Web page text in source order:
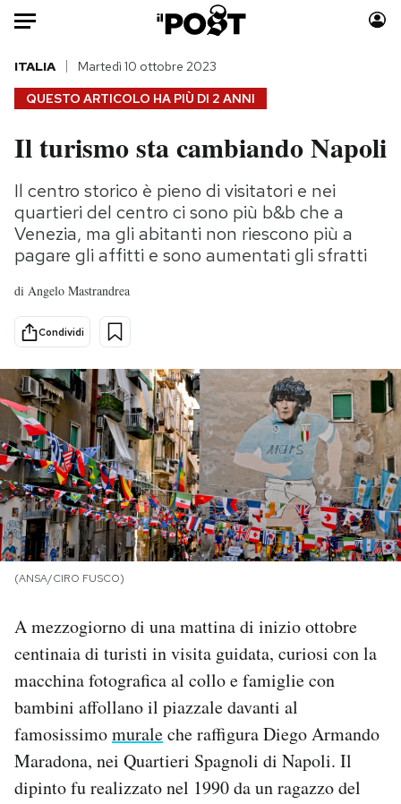
Auto
HOME
Italia
Politica
Tecnologia
Internet
Economia
Moda
Consumismi
Storie/Idee
Ok Boomer!
PODCAST
NEWSLETTER
I MIEI PREFERITI
CALENDARIO
AREA PERSONALE
Area Personale
Newsletter
QUESTO ARTICOLO HA PIÙ DI 2 ANNI
ITALIA Martedì 10 ottobre 2023
Il turismo sta cambiando Napoli
Il centro storico è pieno di visitatori e nei
quartieri del centro ci sono più b&b che a
Venezia, ma gli abitanti non riescono più a
pagare gli affitti e sono aumentati gli sfratti
di Angelo Mastrandrea
Condividi
(ANSA/CIRO FUSCO)
A mezzogiorno di una mattina di inizio ottobre
centinaia di turisti in visita guidata, curiosi con la
macchina fotografica al collo e famiglie con
bambini affollano il piazzale davanti al
famosissimomuraleche raffigura Diego Armando
Maradona, nei Quartieri Spagnoli di Napoli. Il
dipinto fu realizzato nel 1990 da un ragazzo del